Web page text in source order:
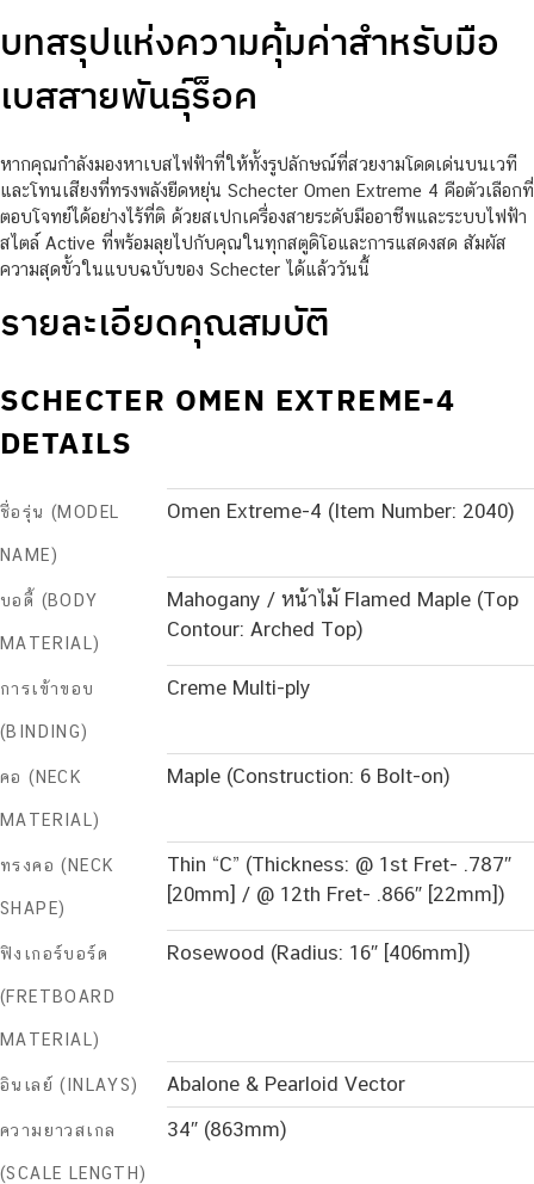
บทสรุปแห่งความคุ้มค่าสำหรับมือ
เบสสายพันธุ์ร็อค
หากคุณกำลังมองหาเบสไฟฟ้าที่ให้ทั้งรูปลักษณ์ที่สวยงามโดดเด่นบนเวที
และโทนเสียงที่ทรงพลังยืดหยุ่น Schecter Omen Extreme 4 คือตัวเลือกที่
ตอบโจทย์ได้อย่างไร้ที่ติ ด้วยสเปกเครื่องสายระดับมืออาชีพและระบบไฟฟ้า
สไตล์ Active ที่พร้อมลุยไปกับคุณในทุกสตูดิโอและการแสดงสด สัมผัส
ความสุดขั้วในแบบฉบับของ Schecter ได้แล้ววันนี้
รายละเอียดคุณสมบัติ
SCHECTER OMEN EXTREME-4
DETAILS
ชื่อรุ่น (MODEL
NAME)
Omen Extreme-4 (Item Number: 2040)
บอดี้ (BODY
MATERIAL)
Mahogany / หน้าไม้ Flamed Maple (Top
Contour: Arched Top)
การเข้าขอบ
(BINDING)
Creme Multi-ply
คอ (NECK
MATERIAL)
Maple (Construction: 6 Bolt-on)
ทรงคอ (NECK
SHAPE)
Thin “C” (Thickness: @ 1st Fret- .787″
[20mm] / @ 12th Fret- .866″ [22mm])
ฟิงเกอร์บอร์ด
(FRETBOARD
MATERIAL)
Rosewood (Radius: 16″ [406mm])
อินเลย์ (INLAYS) Abalone & Pearloid Vector
ความยาวสเกล
(SCALE LENGTH)
34″ (863mm)